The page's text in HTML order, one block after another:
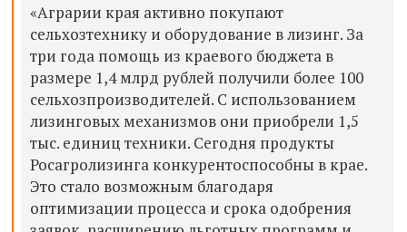
«Аграрии края активно покупают
сельхозтехнику и оборудование в лизинг. За
три года помощь из краевого бюджета в
размере 1,4 млрд рублей получили более 100
сельхозпроизводителей. С использованием
лизинговых механизмов они приобрели 1,5
тыс. единиц техники. Сегодня продукты
Росагролизинга конкурентоспособны в крае.
Это стало возможным благодаря
оптимизации процесса и срока одобрения